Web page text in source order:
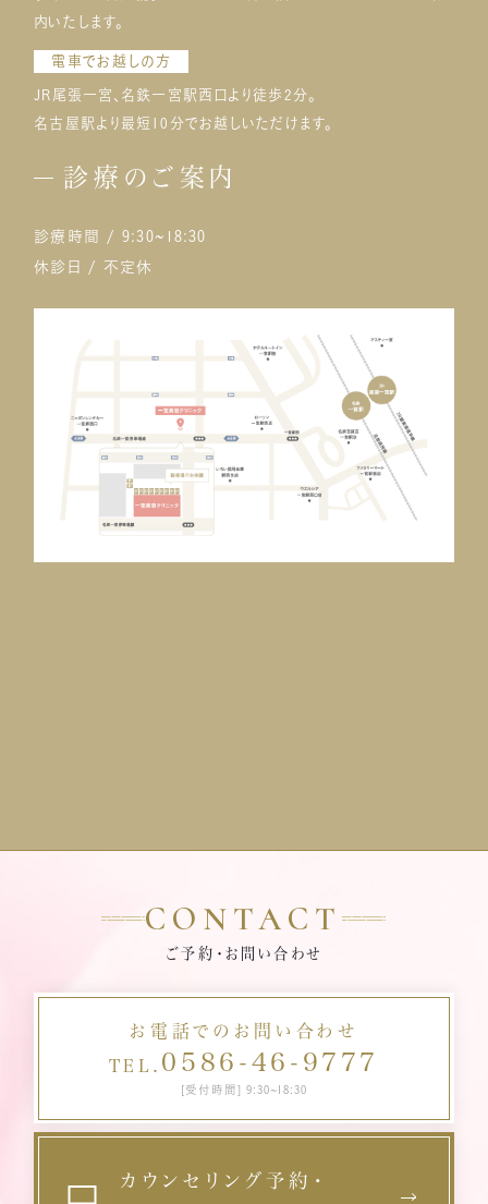
内いたします。
電車でお越しの方
JR尾張一宮、名鉄一宮駅西口より徒歩2分。
名古屋駅より最短10分でお越しいただけます。
診療のご案内
診療時間 / 9:30~18:30
休診日 / 不定休
CONTACT
ご予約・お問い合わせ
お電話でのお問い合わせ
TEL. 0586-46-9777
[受付時間] 9:30~18:30
カウンセリング予約・